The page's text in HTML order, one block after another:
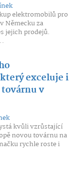
elektromobilů pro
Německu za
jejich prodejů.
exceluje i
v
kvůli vzrůstající
novou továrnu na
rychle roste i